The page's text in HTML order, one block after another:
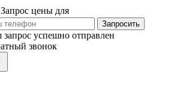
Запрос цены для
Запросить
успешно отправлен
звонок